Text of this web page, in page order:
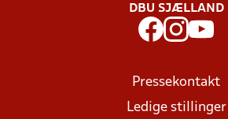
DBU SJÆLLAND
Pressekontakt
Ledige stillinger